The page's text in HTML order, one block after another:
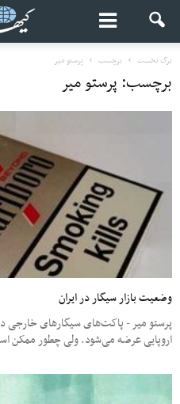
برگ نخست برچسب پرستو میر
برچسب: پرستو میر
وضعیت بازار سیگار در ایران
پرستو میر - پاکت‌های سیگارهای خارجی در
اروپایی عرضه می‌شود. ولی چطور ممکن